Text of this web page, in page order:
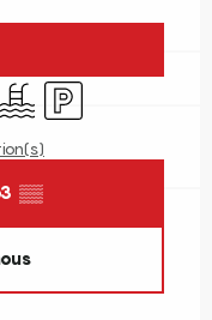
PiscineParking
▒▒